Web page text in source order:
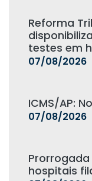
Reforma
testes em
07/08/2026
ICMS/AP:
07/08/2026
hospitais